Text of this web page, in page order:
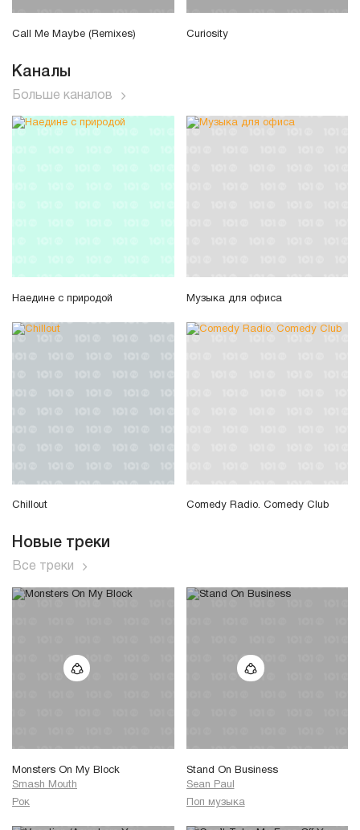
Call Me Maybe (Remixes) Curiosity
Каналы
Больше каналов
Наедине с природой Музыка для офиса
Chillout Comedy Radio. Comedy Club
Новые треки
Все треки
Monsters On My Block
Smash Mouth
Рок
Stand On Business
Sean Paul
Поп музыка